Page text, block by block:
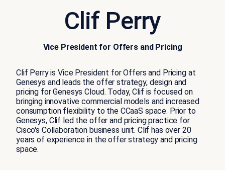
Clif Perry
Vice President for Offers and Pricing
Clif Perry is Vice President for Offers and Pricing at
Genesys and leads the offer strategy, design and
pricing for Genesys Cloud. Today, Clif is focused on
bringing innovative commercial models and increased
consumption flexibility to the CCaaS space. Prior to
Genesys, Clif led the offer and pricing practice for
Cisco's Collaboration business unit. Clif has over 20
years of experience in the offer strategy and pricing
space.